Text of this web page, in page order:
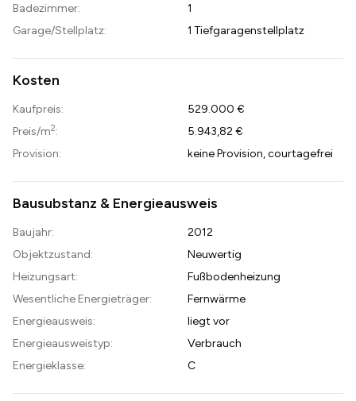
Badezimmer:
1
Garage/Stellplatz:
1 Tiefgaragenstellplatz
Kosten
Kaufpreis:
529.000 €
Preis/m2:
5.943,82 €
Provision:
keine Provision, courtagefrei
Bausubstanz & Energieausweis
Baujahr:
2012
Objektzustand:
Neuwertig
Heizungsart:
Fußbodenheizung
Wesentliche Energieträger:
Fernwärme
Energieausweis:
liegt vor
Energieausweistyp:
Verbrauch
Energieklasse:
C